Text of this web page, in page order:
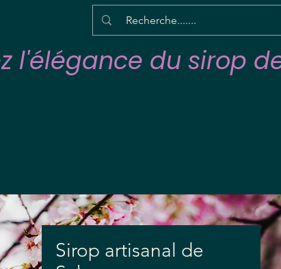
Sirop artisanal de